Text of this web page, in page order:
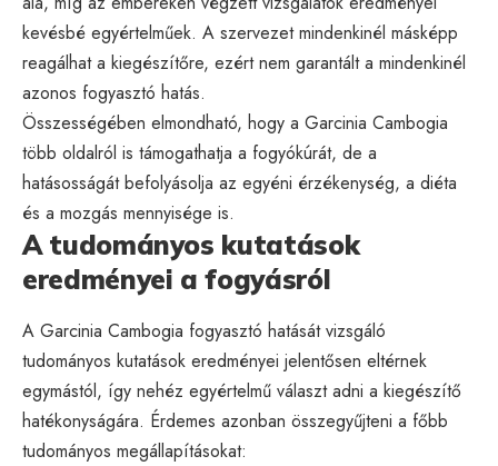
kevésbé egyértelműek. A szervezet mindenkinél másképp
reagálhat a kiegészítőre, ezért nem garantált a mindenkinél
azonos fogyasztó hatás.
Összességében elmondható, hogy a Garcinia Cambogia
több oldalról is támogathatja a fogyókúrát, de a
hatásosságát befolyásolja az egyéni érzékenység, a diéta
és a mozgás mennyisége is.
A tudományos kutatások
eredményei a fogyásról
A Garcinia Cambogia fogyasztó hatását vizsgáló
tudományos kutatások eredményei jelentősen eltérnek
egymástól, így nehéz egyértelmű választ adni a kiegészítő
hatékonyságára. Érdemes azonban összegyűjteni a főbb
tudományos megállapításokat: